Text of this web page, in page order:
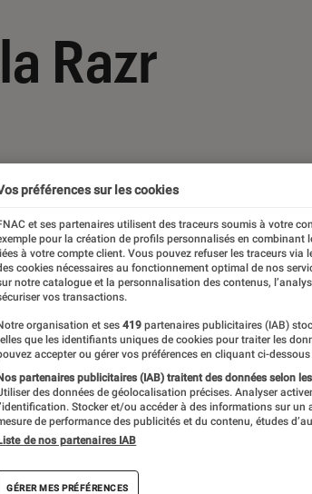
Razr
préférences sur les cookies
et ses partenaires utilisent des traceurs soumis à votre
pour la création de profils personnalisés en combinant
liées à votre compte client. Vous pouvez refuser les traceurs via
cookies nécessaires au fonctionnement optimal de nos
notre catalogue et la personnalisation des contenus,
vos transactions.
organisation et ses 419 partenaires publicitaires (IAB)
que les identifiants uniques de cookies pour traiter les
accepter ou gérer vos préférences en cliquant ci-
partenaires publicitaires (IAB) traitent des données selon
des données de géolocalisation précises. Analyser
l’identification. Stocker et/ou accéder à des informations sur
de performance des publicités et du contenu, études
de nos partenaires IAB
GÉRER MES PRÉFÉRENCES